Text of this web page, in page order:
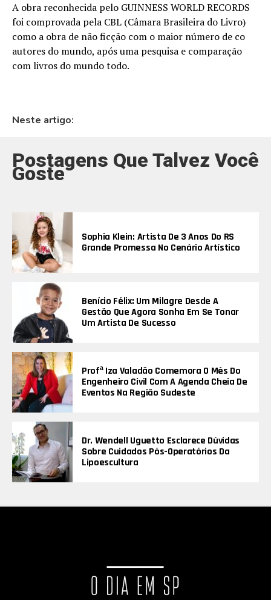
A obra reconhecida pelo GUINNESS WORLD RECORDS
foi comprovada pela CBL (Câmara Brasileira do Livro)
como a obra de não ficção com o maior número de co
autores do mundo, após uma pesquisa e comparação
com livros do mundo todo.
Neste artigo:
Postagens Que Talvez Você
Goste
Sophia Klein: Artista De 3 Anos Do RS
Grande Promessa No Cenário Artístico
Benício Félix: Um Milagre Desde A
Gestão Que Agora Sonha Em Se Tonar
Um Artista De Sucesso
Profª Iza Valadão Comemora O Mês Do
Engenheiro Civil Com A Agenda Cheia De
Eventos Na Região Sudeste
Dr. Wendell Uguetto Esclarece Dúvidas
Sobre Cuidados Pós-Operatórios Da
Lipoescultura